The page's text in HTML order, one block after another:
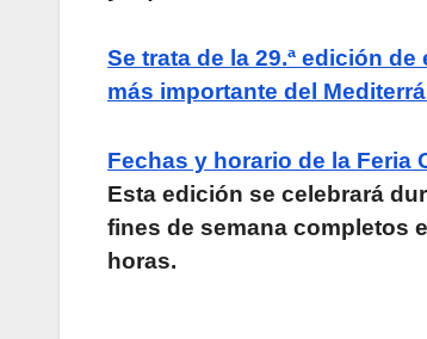
Se trata de la 29.ª edición
más importante del
Fechas y horario de la Feria
Esta edición se celebrará
fines de semana completos
horas.